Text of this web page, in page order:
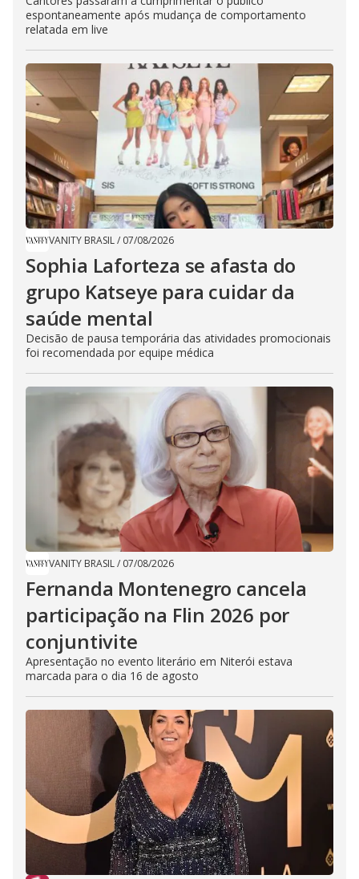
espontaneamente após mudança de comportamento
relatada em live
VANITY BRASIL/ 07/08/2026
Sophia Laforteza se afasta do
grupo Katseye para cuidar da
saúde mental
Decisão de pausa temporária das atividades promocionais
foi recomendada por equipe médica
VANITY BRASIL/ 07/08/2026
Fernanda Montenegro cancela
participação na Flin 2026 por
conjuntivite
Apresentação no evento literário em Niterói estava
marcada para o dia 16 de agosto